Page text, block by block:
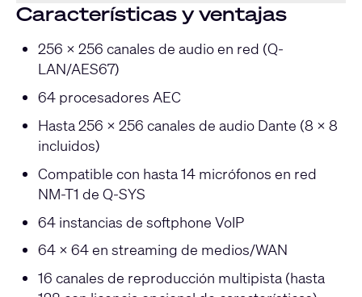
Características y ventajas
256 × 256 canales de audio en red (Q-
LAN/AES67)
64 procesadores AEC
Hasta 256 × 256 canales de audio Dante (8 × 8
incluidos)
Compatible con hasta 14 micrófonos en red
NM-T1 de Q-SYS
64 instancias de softphone VoIP
64 x 64 en streaming de medios/WAN
16 canales de reproducción multipista (hasta